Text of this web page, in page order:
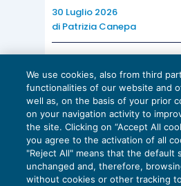
art. 51, comma 2, TUIR
di non concorrenza alla
lavoro dipendente.
ai fini del welfare aziendale,
all’utilizzazione di opere e
datore di lavoro alla generalità
categorie di dipendenti e ai
nell’art. 12, TUIR, purché
richiamate dall’art. 100,
30 Luglio 2026
di Patrizia Canepa
EU AI Act e studi
scadenze concrete
27 Luglio 2026
di Diego BarberieStefano
We use cookies, also from third
functionalities of our website and
well as, on the basis of your prior
on your navigation activity to
the site. Clicking on “Accept All
you agree to the activation of all
"Reject All" means that the default
unchanged and, therefore,
without cookies or other tracking